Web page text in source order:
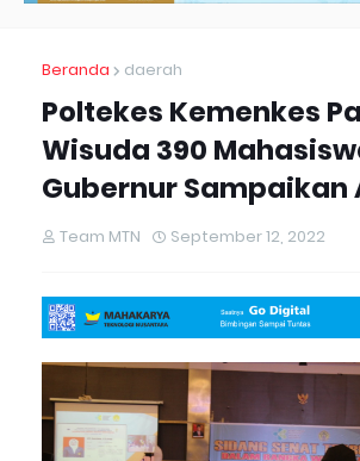
Beranda daerah
Poltekes Kemenkes
Wisuda 390
Gubernur Sampaikan
Team MTN September 12, 2022